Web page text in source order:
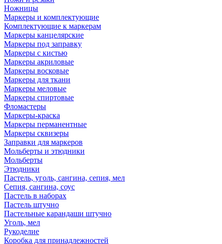
Ножницы
Маркеры и комплектующие
Комплектующие к маркерам
Маркеры канцелярские
Маркеры под заправку
Маркеры с кистью
Маркеры акриловые
Маркеры восковые
Маркеры для ткани
Маркеры меловые
Маркеры спиртовые
Фломастеры
Маркеры-краска
Маркеры перманентные
Маркеры сквизеры
Заправки для маркеров
Мольберты и этюдники
Мольберты
Этюдники
Пастель, уголь, сангина, сепия, мел
Сепия, сангина, соус
Пастель в наборах
Пастель штучно
Пастельные карандаши штучно
Уголь, мел
Рукоделие
Коробка для принадлежностей